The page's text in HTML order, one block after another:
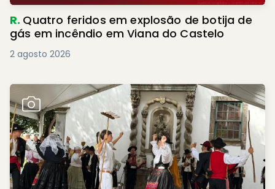
R. Quatro feridos em explosão de botija de
gás em incêndio em Viana do Castelo
2 agosto 2026